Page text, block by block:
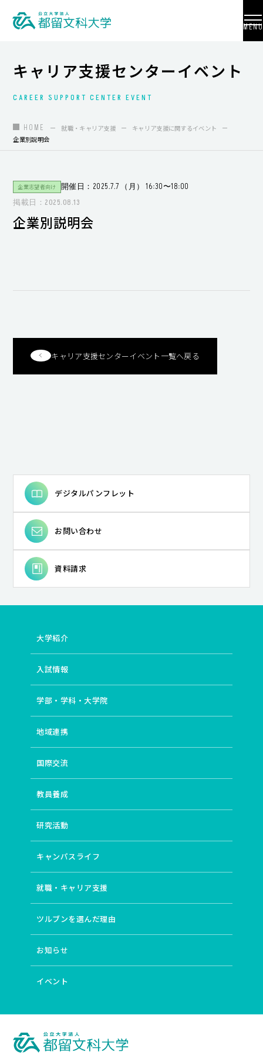
MENU
大学紹介
入試情報
学部・学科・大学院
国際交流
教員養成
キャリア支援センターイベント
CAREER SUPPORT CENTER EVENT
HOME 就職・キャリア支援
キャリア支援に関するイベント
企業別説明会
企業志望者向け
開催日：2025.7.7 （月） 16:30〜18:00
掲載日：2025.08.13
企業別説明会
キャリア支援センターイベント一覧へ戻る
デジタルパンフレット
お問い合わせ
資料請求
大学紹介
入試情報
学部・学科・大学院
地域連携
国際交流
教員養成
研究活動
キャンパスライフ
就職・キャリア支援
ツルブンを選んだ理由
お知らせ
イベント